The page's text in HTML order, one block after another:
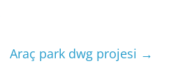
Araç park dwg projesi →